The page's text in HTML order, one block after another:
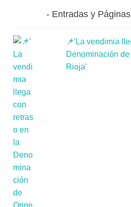
Entradas y
📌'La vendimia
Denominación
Rioja'